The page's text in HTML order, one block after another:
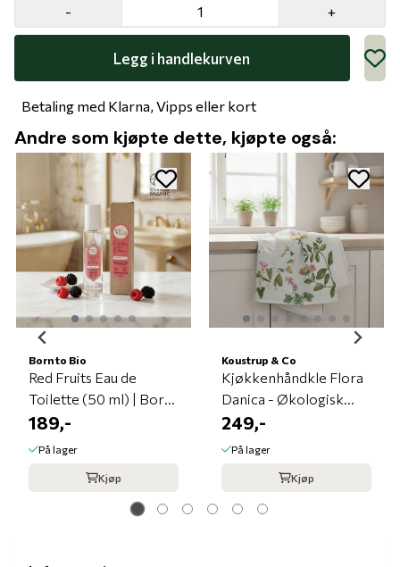
- +
Betaling med Klarna, Vipps eller kort
Andre som kjøpte dette, kjøpte også:
Born to Bio
Red Fruits Eau de
Toilette (50 ml) | Born
to Bio
189,-
På lager
Kjøp
Koustrup & Co
Kjøkkenhåndkle Flora
Danica - Økologisk
Bomull
249,-
På lager
Kjøp